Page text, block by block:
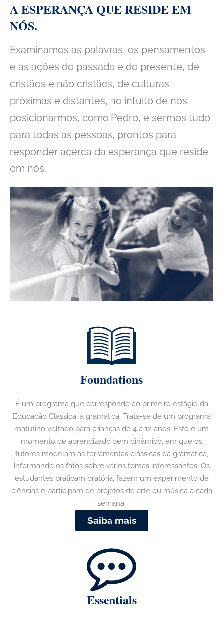
A ESPERANÇA QUE RESIDE EM
NÓS.
Examinamos as palavras, os pensamentos
e as ações do passado e do presente, de
cristãos e não cristãos, de culturas
próximas e distantes, no intuito de nos
posicionarmos, como Pedro, e sermos tudo
para todas as pessoas, prontos para
responder acerca da esperança que reside
em nós.
Foundations
É um programa que corresponde ao primeiro estágio da
Educação Clássica, a gramática. Trata-se de um programa
matutino voltado para crianças de 4 a 12 anos. Este é um
momento de aprendizado bem dinâmico, em que os
tutores modelam as ferramentas clássicas da gramática,
informando os fatos sobre vários temas interessantes. Os
estudantes praticam oratória, fazem um experimento de
ciências e participam de projetos de arte ou música a cada
semana.
Saiba mais
Essentials